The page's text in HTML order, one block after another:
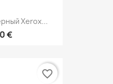
Xerox...
€
favorite_border